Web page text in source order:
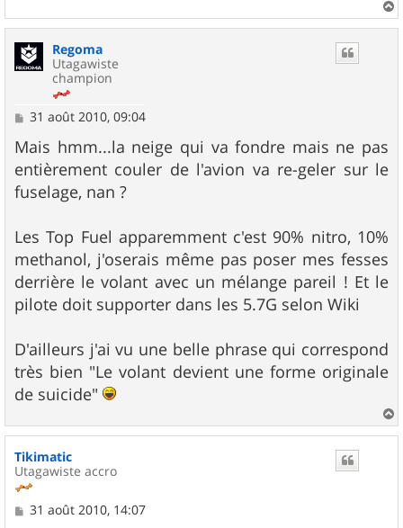
a
Regoma
Utagawiste
champion
M
s
s
a
g
e
31 août 2010, 09:04
Mais hmm...la neige qui va fondre mais ne pas
entièrement couler de l'avion va re-geler sur le
fuselage, nan ?
Les Top Fuel apparemment c'est 90% nitro, 10%
methanol, j'oserais même pas poser mes fesses
derrière le volant avec un mélange pareil ! Et le
pilote doit supporter dans les 5.7G selon Wiki
D'ailleurs j'ai vu une belle phrase qui correspond
très bien "Le volant devient une forme originale
de suicide"
a
Tikimatic
Utagawiste accro
M
31 août 2010, 14:07